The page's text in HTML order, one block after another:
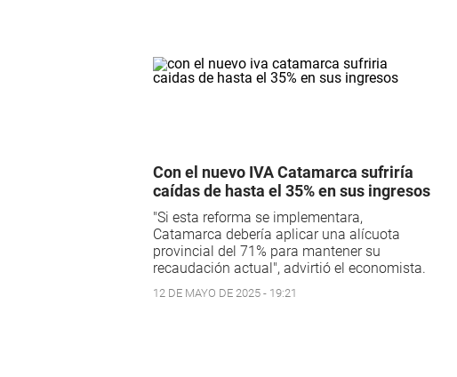
Con el nuevo IVA Catamarca sufriría
caídas de hasta el 35% en sus ingresos
"Si esta reforma se implementara,
Catamarca debería aplicar una alícuota
provincial del 71% para mantener su
recaudación actual", advirtió el economista.
12 DE MAYO DE 2025 - 19:21